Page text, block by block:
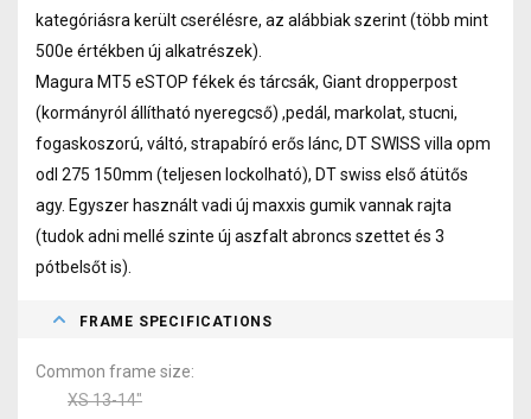
kategóriásra került cserélésre, az alábbiak szerint (több mint
500e értékben új alkatrészek).
Magura MT5 eSTOP fékek és tárcsák, Giant dropperpost
(kormányról állítható nyeregcső) ,pedál, markolat, stucni,
fogaskoszorú, váltó, strapabíró erős lánc, DT SWISS villa opm
odl 275 150mm (teljesen lockolható), DT swiss első átütős
agy. Egyszer használt vadi új maxxis gumik vannak rajta
(tudok adni mellé szinte új aszfalt abroncs szettet és 3
pótbelsőt is).
FRAME SPECIFICATIONS
Common frame size
XS 13-14"